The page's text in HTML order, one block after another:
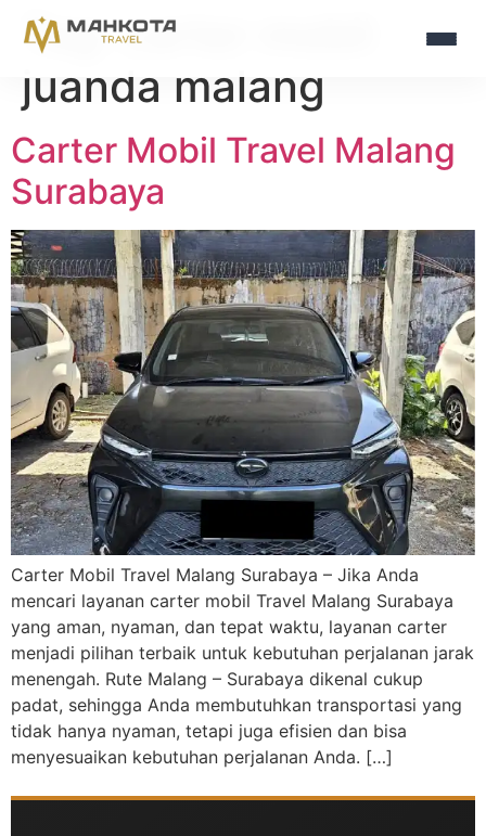
Tag:carter mobil
juanda malang
Carter Mobil Travel Malang
Surabaya
Carter Mobil Travel Malang Surabaya – Jika Anda
mencari layanan carter mobil Travel Malang Surabaya
yang aman, nyaman, dan tepat waktu, layanan carter
menjadi pilihan terbaik untuk kebutuhan perjalanan jarak
menengah. Rute Malang – Surabaya dikenal cukup
padat, sehingga Anda membutuhkan transportasi yang
tidak hanya nyaman, tetapi juga efisien dan bisa
menyesuaikan kebutuhan perjalanan Anda. […]